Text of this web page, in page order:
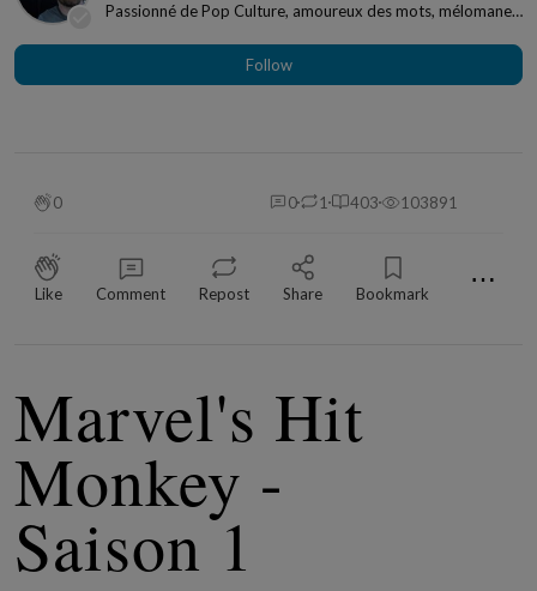
Passionné de Pop Culture, amoureux des mots, mélomane
Follow
0 0 1 403 103891
Like Comment Repost Share Bookmark ⋯
Marvel's Hit
Monkey -
Saison 1